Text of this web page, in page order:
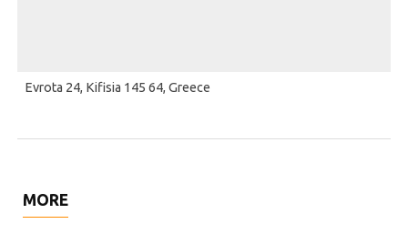
Evrota 24, Kifisia 145 64, Greece
MORE